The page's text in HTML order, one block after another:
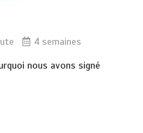
4 semaines
nous avons signé